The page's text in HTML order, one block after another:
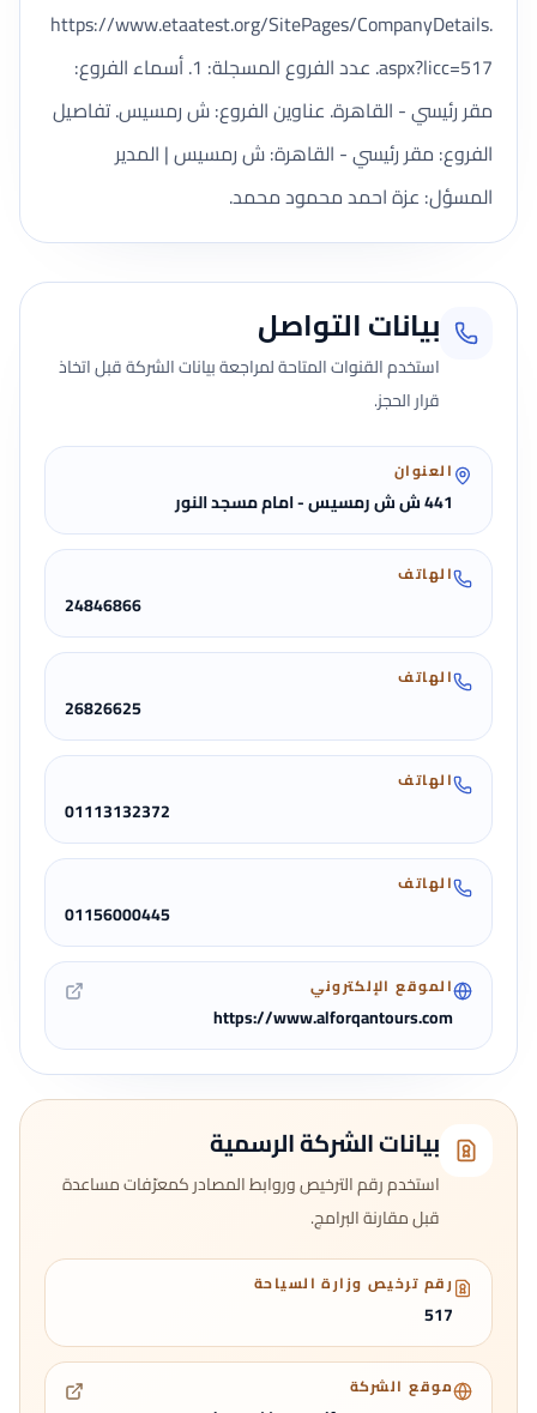
https://www.etaatest.org/SitePages/CompanyDetails.
aspx?licc=517. عدد الفروع المسجلة: 1. أسماء الفروع:
مقر رئيسي - القاهرة. عناوين الفروع: ش رمسيس. تفاصيل
الفروع: مقر رئيسي - القاهرة: ش رمسيس | المدير
المسؤل: عزة احمد محمود محمد.
بيانات التواصل
استخدم القنوات المتاحة لمراجعة بيانات الشركة قبل اتخاذ
قرار الحجز.
العنوان
441 ش ش رمسيس - امام مسجد النور
الهاتف
24846866
الهاتف
26826625
الهاتف
01113132372
الهاتف
01156000445
الموقع الإلكتروني
https://www.alforqantours.com
بيانات الشركة الرسمية
استخدم رقم الترخيص وروابط المصادر كمعرّفات مساعدة
قبل مقارنة البرامج.
رقم ترخيص وزارة السياحة
517
موقع الشركة